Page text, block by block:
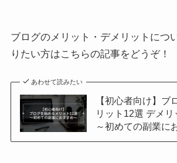
ブログのメリット・デメリットにつ
りたい方はこちらの記事をどうぞ！
あわせて読みたい
【初心者向け】ブ
リット12選 デメ
～初めての副業に